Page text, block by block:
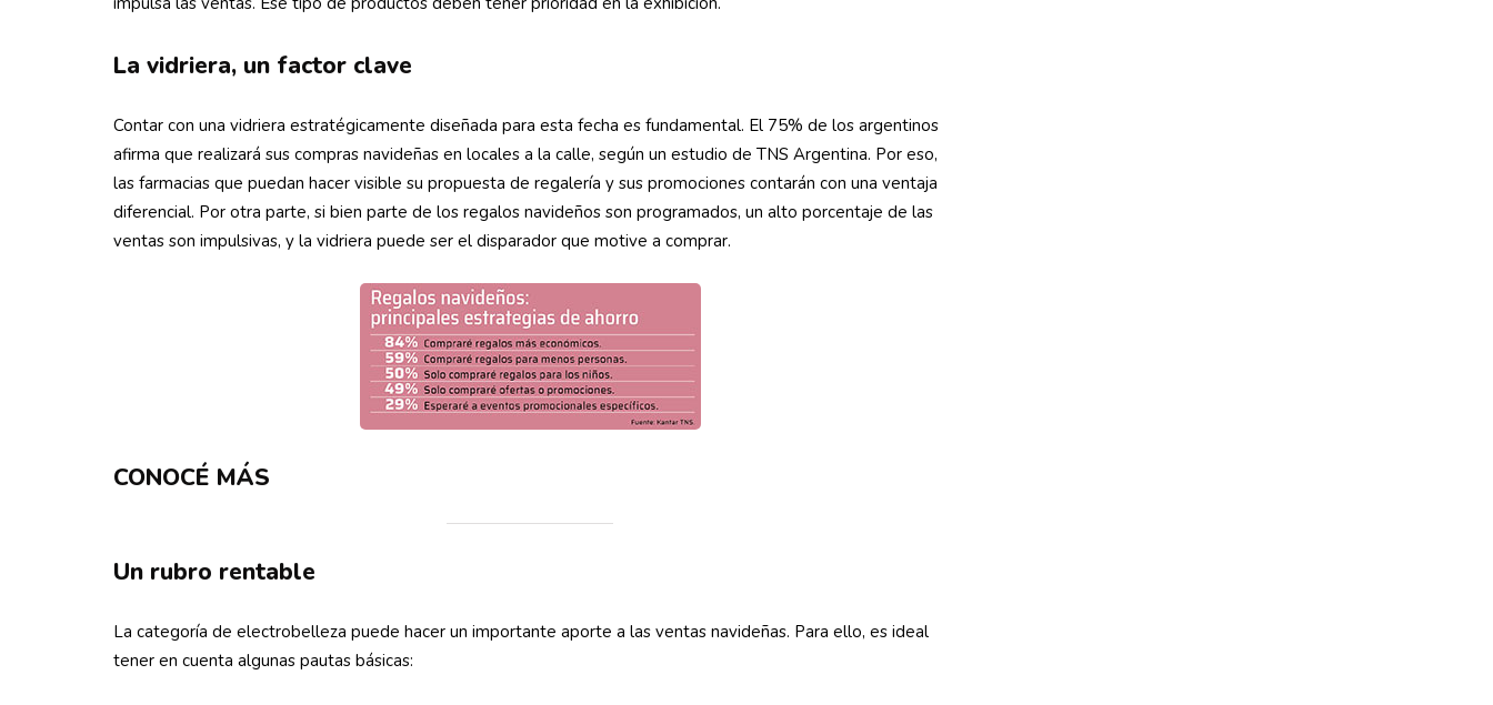
La vidriera, un factor clave
Contar con una vidriera estratégicamente diseñada para esta fecha es fundamental. El 75% de los argentinos
afirma que realizará sus compras navideñas en locales a la calle, según un estudio de TNS Argentina. Por eso,
las farmacias que puedan hacer visible su propuesta de regalería y sus promociones contarán con una ventaja
diferencial. Por otra parte, si bien parte de los regalos navideños son programados, un alto porcentaje de las
ventas son impulsivas, y la vidriera puede ser el disparador que motive a comprar.
CONOCÉ MÁS
Un rubro rentable
La categoría de electrobelleza puede hacer un importante aporte a las ventas navideñas. Para ello, es ideal
tener en cuenta algunas pautas básicas: